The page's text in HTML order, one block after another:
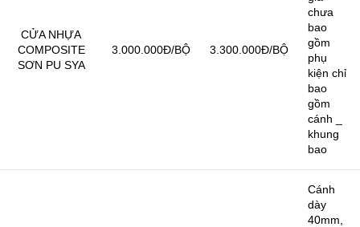
CỬA NHỰA
COMPOSITE
SƠN PU SYA
3.000.000Đ/BỘ 3.300.000Đ/BỘ
chưa
bao
gồm
phụ
kiện chỉ
bao
gồm
cánh _
khung
bao
Cánh
dày
40mm,